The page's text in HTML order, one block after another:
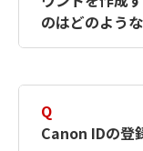
何ですか？
ださい。
のはどのよう
択したサ
簡単に作成
Q
Canon IDの登